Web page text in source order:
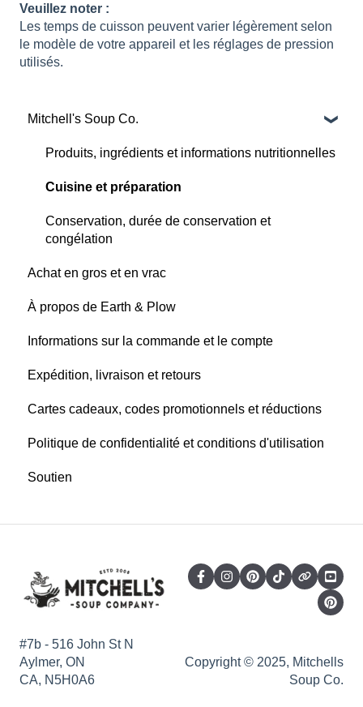
Veuillez noter :
Les temps de cuisson peuvent varier légèrement selon
le modèle de votre appareil et les réglages de pression
utilisés.
Mitchell's Soup Co.
Produits, ingrédients et informations nutritionnelles
Cuisine et préparation
Conservation, durée de conservation et
congélation
Achat en gros et en vrac
À propos de Earth & Plow
Informations sur la commande et le compte
Expédition, livraison et retours
Cartes cadeaux, codes promotionnels et réductions
Politique de confidentialité et conditions d'utilisation
Soutien
#7b - 516 John St N
Aylmer, ON
CA, N5H0A6
Copyright © 2025, Mitchells
Soup Co.